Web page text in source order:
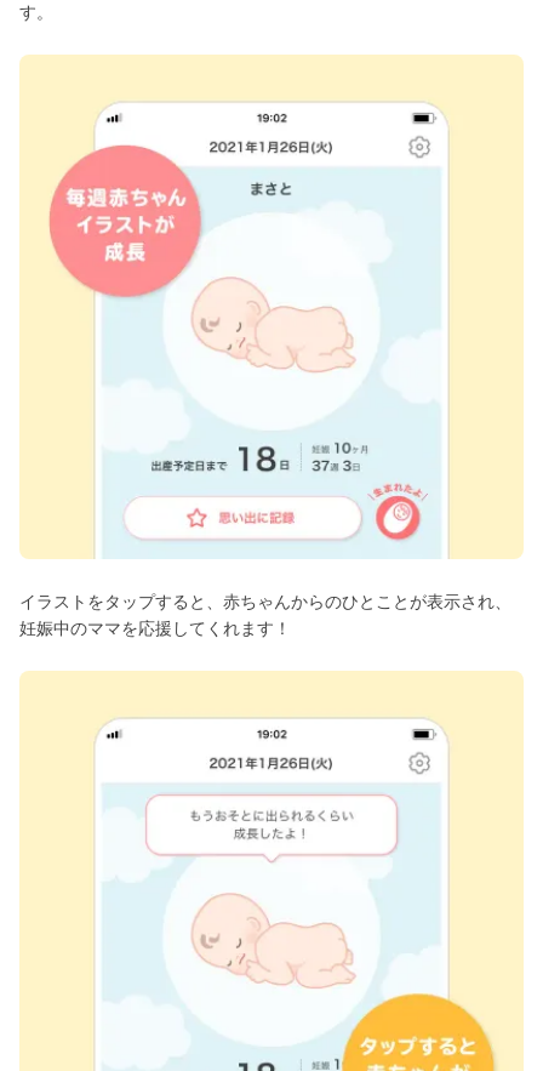
す。
イラストをタップすると、赤ちゃんからのひとことが表示され、
妊娠中のママを応援してくれます！